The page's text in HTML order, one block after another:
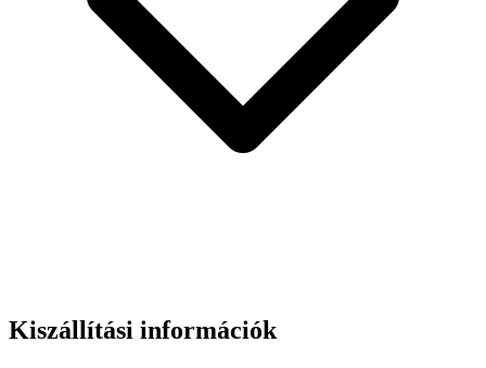
Válaszd ezt a praktikus adagolót, ha a takarásnál is
profi, gyors és
megoldást szeretnél.
Kiszállítási információk